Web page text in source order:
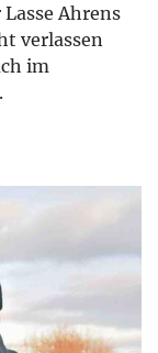
Ahrens
verlassen
im